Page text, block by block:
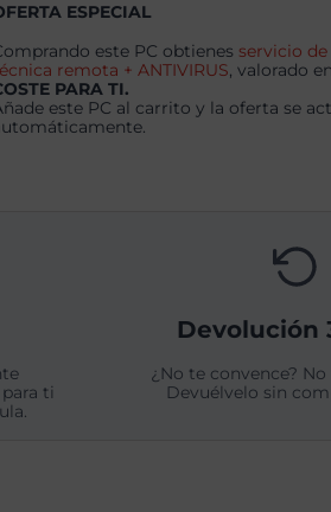
ESPECIAL
este PC obtienes servicio
remota + ANTIVIRUS, valorado
PARA TI.
este PC al carrito y la oferta se
ti
Devolución
¿No te convence?
Devuélvelo sin